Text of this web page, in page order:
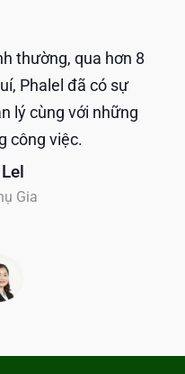
thường, qua hơn 8
Phalel đã có sự
lý cùng với những
công việc.
Gia